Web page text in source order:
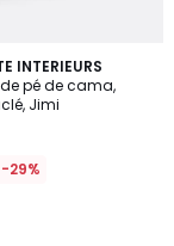
INTERIEURS
pé de cama,
Jimi
-29%